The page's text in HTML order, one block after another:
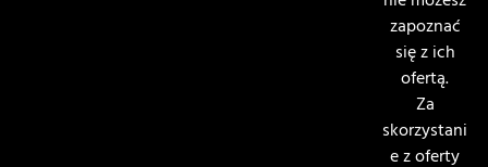
zapoznać
się z ich
ofertą.
Za
skorzystani
e z oferty